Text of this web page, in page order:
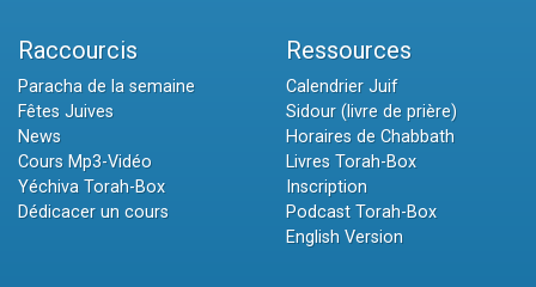
Raccourcis
Paracha de la semaine
Fêtes Juives
News
Cours Mp3-Vidéo
Yéchiva Torah-Box
Dédicacer un cours
Ressources
Calendrier Juif
Sidour (livre de prière)
Horaires de Chabbath
Livres Torah-Box
Inscription
Podcast Torah-Box
English Version